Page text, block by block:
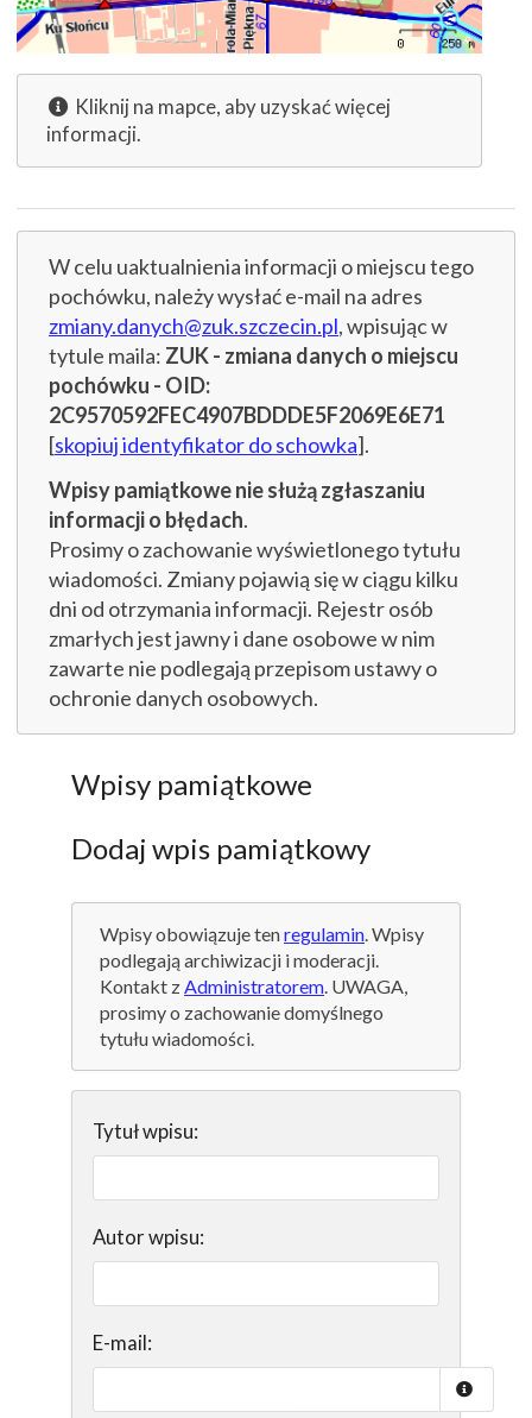
Kliknij na mapce, aby uzyskać więcej
informacji.
W celu uaktualnienia informacji o miejscu tego
pochówku, należy wysłać e-mail na adres
zmiany.danych@zuk.szczecin.pl, wpisując w
tytule maila: ZUK - zmiana danych o miejscu
pochówku - OID:
2C9570592FEC4907BDDDE5F2069E6E71
[skopiuj identyfikator do schowka].
Wpisy pamiątkowe nie służą zgłaszaniu
informacji o błędach.
Prosimy o zachowanie wyświetlonego tytułu
wiadomości. Zmiany pojawią się w ciągu kilku
dni od otrzymania informacji. Rejestr osób
zmarłych jest jawny i dane osobowe w nim
zawarte nie podlegają przepisom ustawy o
ochronie danych osobowych.
Wpisy pamiątkowe
Dodaj wpis pamiątkowy
Wpisy obowiązuje tenregulamin. Wpisy
podlegają archiwizacji i moderacji.
Kontakt zAdministratorem. UWAGA,
prosimy o zachowanie domyślnego
tytułu wiadomości.
Tytuł wpisu:
Autor wpisu:
E-mail: